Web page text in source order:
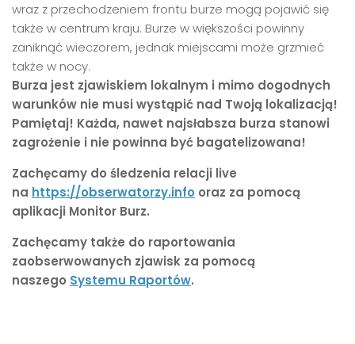
wraz z przechodzeniem frontu burze mogą pojawić się
także w centrum kraju. Burze w większości powinny
zaniknąć wieczorem, jednak miejscami może grzmieć
także w nocy.
Burza jest zjawiskiem lokalnym i mimo dogodnych
warunków nie musi wystąpić nad Twoją lokalizacją!
Pamiętaj! Każda, nawet najsłabsza burza stanowi
zagrożenie i nie powinna być bagatelizowana!
Zachęcamy do śledzenia relacji live
na https://obserwatorzy.info oraz za pomocą
aplikacji Monitor Burz.
Zachęcamy także do raportowania
zaobserwowanych zjawisk za pomocą
naszego Systemu Raportów.